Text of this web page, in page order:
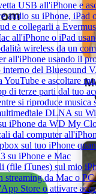
USB all'iPhone e
audio su iPhone,
e collegarli a
all'iPhone o iPad
wireless da un
all'iPhone usando il
del Bluesound
YouTube e ascoltare
di terze parti dal tuo
si riproduce musica
DLNA su
iPhone da WD My
dal computer
sul tuo iPhone
su iPhone e Mac
(file iTunes) sul mio
streaming da Mac o
Store o attivare